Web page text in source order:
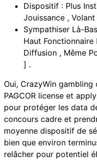
Dispositif : Plus
Jouissance ,
Sympathiser Là-
Haut
Diffusion , Même
] .
Oui, CrazyWin
PAGCOR license et
pour protéger les data
concours cadre et
moyenne dispositif de
bien que environ
relâcher pour potentiel